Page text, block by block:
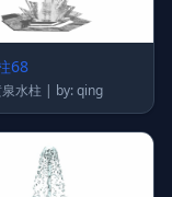
68
分类：喷泉水柱 | by: qing